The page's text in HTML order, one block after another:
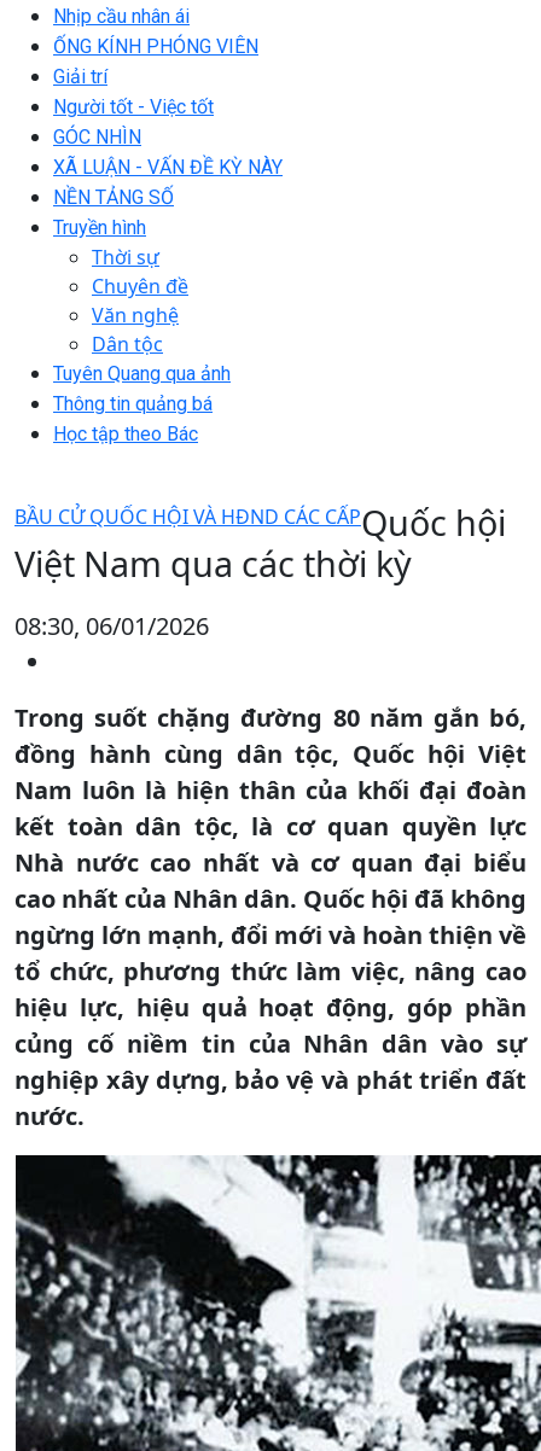
Nhịp cầu nhân ái
ỐNG KÍNH PHÓNG VIÊN
Giải trí
Người tốt - Việc tốt
GÓC NHÌN
XÃ LUẬN - VẤN ĐỀ KỲ NÀY
NỀN TẢNG SỐ
Truyền hình
Thời sự
Chuyên đề
Văn nghệ
Dân tộc
Tuyên Quang qua ảnh
Thông tin quảng bá
Học tập theo Bác
BẦU CỬ QUỐC HỘI VÀ HĐND CÁC CẤPQuốc hội
Việt Nam qua các thời kỳ
08:30, 06/01/2026
Trong suốt chặng đường 80 năm gắn bó,
đồng hành cùng dân tộc, Quốc hội Việt
Nam luôn là hiện thân của khối đại đoàn
kết toàn dân tộc, là cơ quan quyền lực
Nhà nước cao nhất và cơ quan đại biểu
cao nhất của Nhân dân. Quốc hội đã không
ngừng lớn mạnh, đổi mới và hoàn thiện về
tổ chức, phương thức làm việc, nâng cao
hiệu lực, hiệu quả hoạt động, góp phần
củng cố niềm tin của Nhân dân vào sự
nghiệp xây dựng, bảo vệ và phát triển đất
nước.